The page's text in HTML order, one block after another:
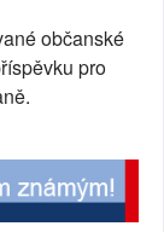
občanské
pro